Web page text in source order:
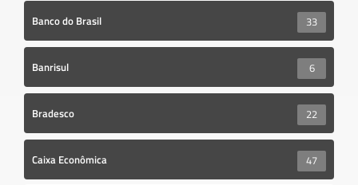
Banco do Brasil 33
Banrisul 6
Bradesco 22
Caixa Econômica 47